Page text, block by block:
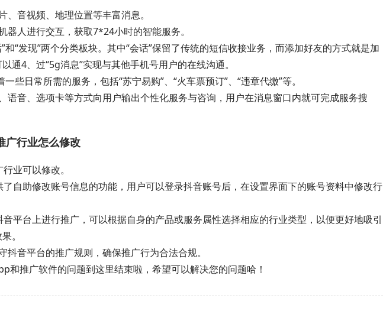
、音视频、地理位置等丰富消息。
器人进行交互，获取7*24小时的智能服务。
和“发现”两个分类板块。其中“会话”保留了传统的短信收接业务，而添加好友的方式就是加
通4、过“5g消息”实现与其他手机号用户的在线沟通。
些日常所需的服务，包括“苏宁易购”、“火车票预订”、“违章代缴”等。
语音、选项卡等方式向用户输出个性化服务与咨询，用户在消息窗口内就可完成服务搜
广行业怎么修改
业可以修改。
自助修改账号信息的功能，用户可以登录抖音账号后，在设置界面下的账号资料中修改行
平台上进行推广，可以根据自身的产品或服务属性选择相应的行业类型，以便更好地吸引
。
抖音平台的推广规则，确保推广行为合法合规。
和推广软件的问题到这里结束啦，希望可以解决您的问题哈！